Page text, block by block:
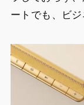
ートでも、ビ